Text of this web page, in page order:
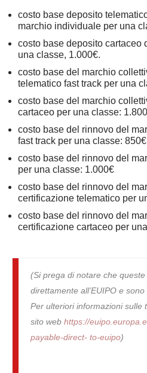
costo base deposito
marchio individuale per una
costo base deposito cartaceo
una classe, 1.000€.
costo base del marchio
telematico fast track per una
costo base del marchio
cartaceo per una classe:
costo base del rinnovo del
fast track per una classe: 850€
costo base del rinnovo del
per una classe: 1.000€
costo base del rinnovo del
certificazione telematico per
costo base del rinnovo del
certificazione cartaceo per
(Si prega di notare che
direttamente all’EUIPO e
Per ulteriori informazioni sulle
sito web https://
payable-direct- to-euipo)